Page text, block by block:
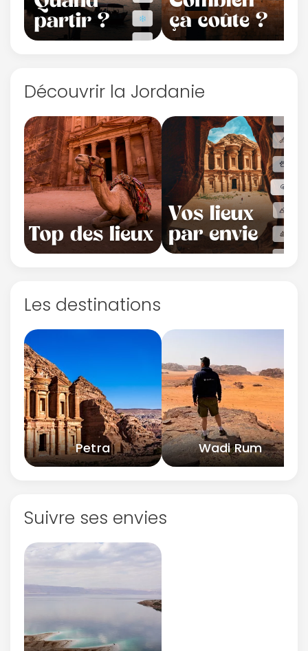
Découvrir la Jordanie
Les destinations
Petra Wadi Rum
Suivre ses envies